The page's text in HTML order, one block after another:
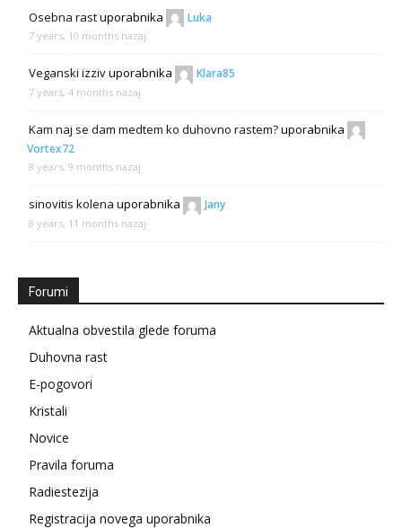
Osebna rastuporabnika Luka
7 years, 10 months nazaj
Veganski izzivuporabnika Klara85
7 years, 4 months nazaj
Kam naj se dam medtem ko duhovno rastem?uporabnika
Vortex72
8 years, 9 months nazaj
sinovitis kolena uporabnika Jany
8 years, 11 months nazaj
Forumi
Aktualna obvestila glede foruma
Duhovna rast
E-pogovori
Kristali
Novice
Pravila foruma
Radiestezija
Registracija novega uporabnika